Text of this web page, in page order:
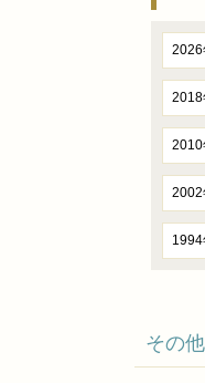
2026
2018
2010
2002
その